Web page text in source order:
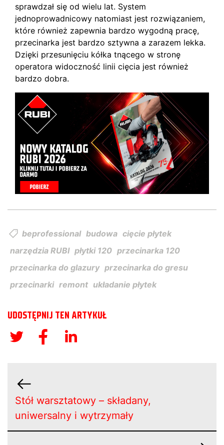
sprawdzał się od wielu lat. System
jednoprowadnicowy natomiast jest rozwiązaniem,
które również zapewnia bardzo wygodną pracę,
przecinarka jest bardzo sztywna a zarazem lekka.
Dzięki przesunięciu kółka tnącego w stronę
operatora widoczność linii cięcia jest również
bardzo dobra.
beprofessional budowa cięcie płytek
narzędzia RUBI płytki 120 przecinarka 120
przecinarka do glazury przecinarka do gresu
przecinarki remont układanie płytek
UDOSTĘPNIJ TEN ARTYKUŁ
Stół warsztatowy – składany,
uniwersalny i wytrzymały